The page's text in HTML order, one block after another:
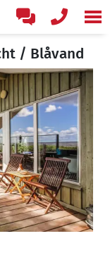
/ Blåvand